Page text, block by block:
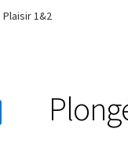
VENTE
1&2